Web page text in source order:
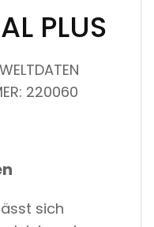
PLUS
220060
sich